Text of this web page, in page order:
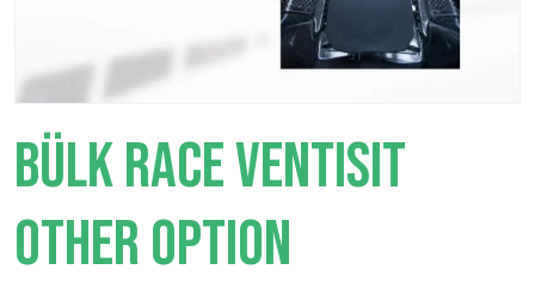
BÜLK RACE VENTISIT
OTHER OPTION